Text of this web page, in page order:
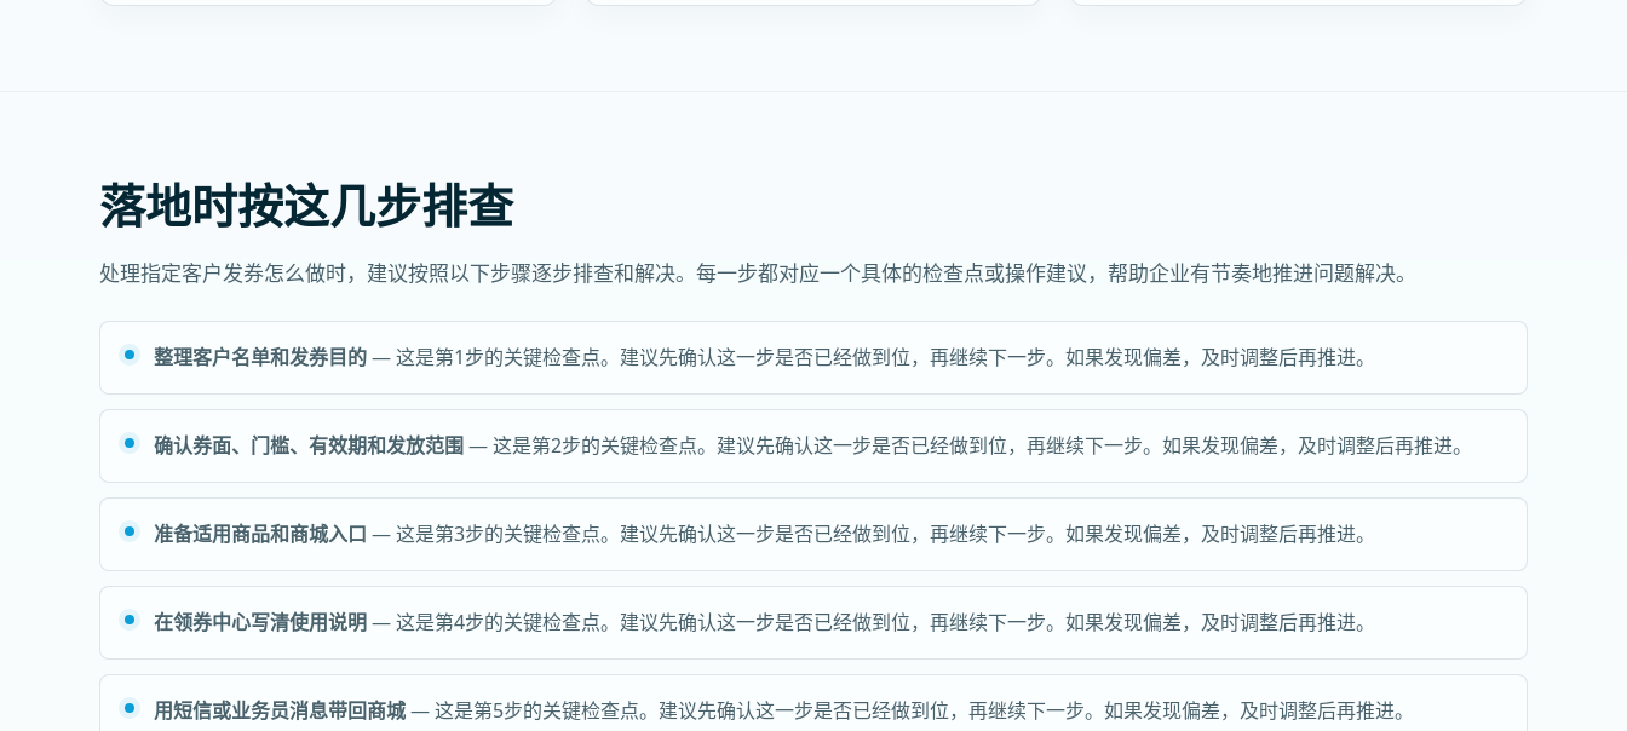
落地时按这几步排查
处理指定客户发券怎么做时，建议按照以下步骤逐步排查和解决。每一步都对应一个具体的检查点或操作建议，帮助企业有节奏地推进问题解决。
整理客户名单和发券目的— 这是第1步的关键检查点。建议先确认这一步是否已经做到位，再继续下一步。如果发现偏差，及时调整后再推进。
确认券面、门槛、有效期和发放范围 — 这是第2步的关键检查点。建议先确认这一步是否已经做到位，再继续下一步。如果发现偏差，及时调整后再推进。
准备适用商品和商城入口 — 这是第3步的关键检查点。建议先确认这一步是否已经做到位，再继续下一步。如果发现偏差，及时调整后再推进。
在领券中心写清使用说明— 这是第4步的关键检查点。建议先确认这一步是否已经做到位，再继续下一步。如果发现偏差，及时调整后再推进。
用短信或业务员消息带回商城— 这是第5步的关键检查点。建议先确认这一步是否已经做到位，再继续下一步。如果发现偏差，及时调整后再推进。